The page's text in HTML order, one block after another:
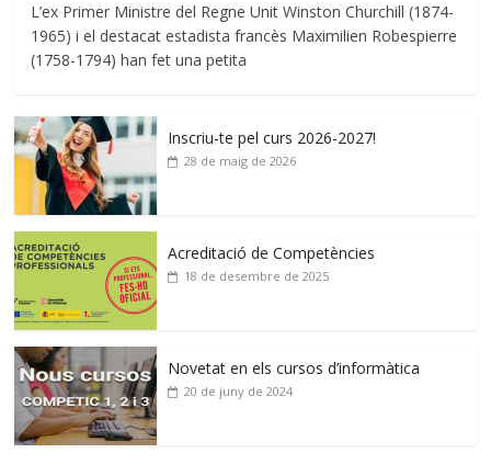
L’ex Primer Ministre del Regne Unit Winston Churchill (1874-
1965) i el destacat estadista francès Maximilien Robespierre
(1758-1794) han fet una petita
Inscriu-te pel curs 2026-2027!
28 de maig de 2026
Acreditació de Competències
18 de desembre de 2025
Novetat en els cursos d’informàtica
20 de juny de 2024